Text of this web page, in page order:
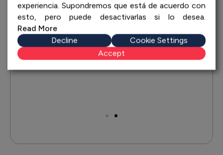
Amparo was a really good guide
very and informative and lovely
lady
experiencia. Supondremos que está de acuerdo con
esto, pero puede desactivarlas si lo desea.
Read More
Decline
Cookie Settings
Accept